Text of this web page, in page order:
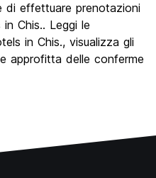
di effettuare prenotazioni
Chis.. Leggi le
in Chis., visualizza gli
approfitta delle conferme